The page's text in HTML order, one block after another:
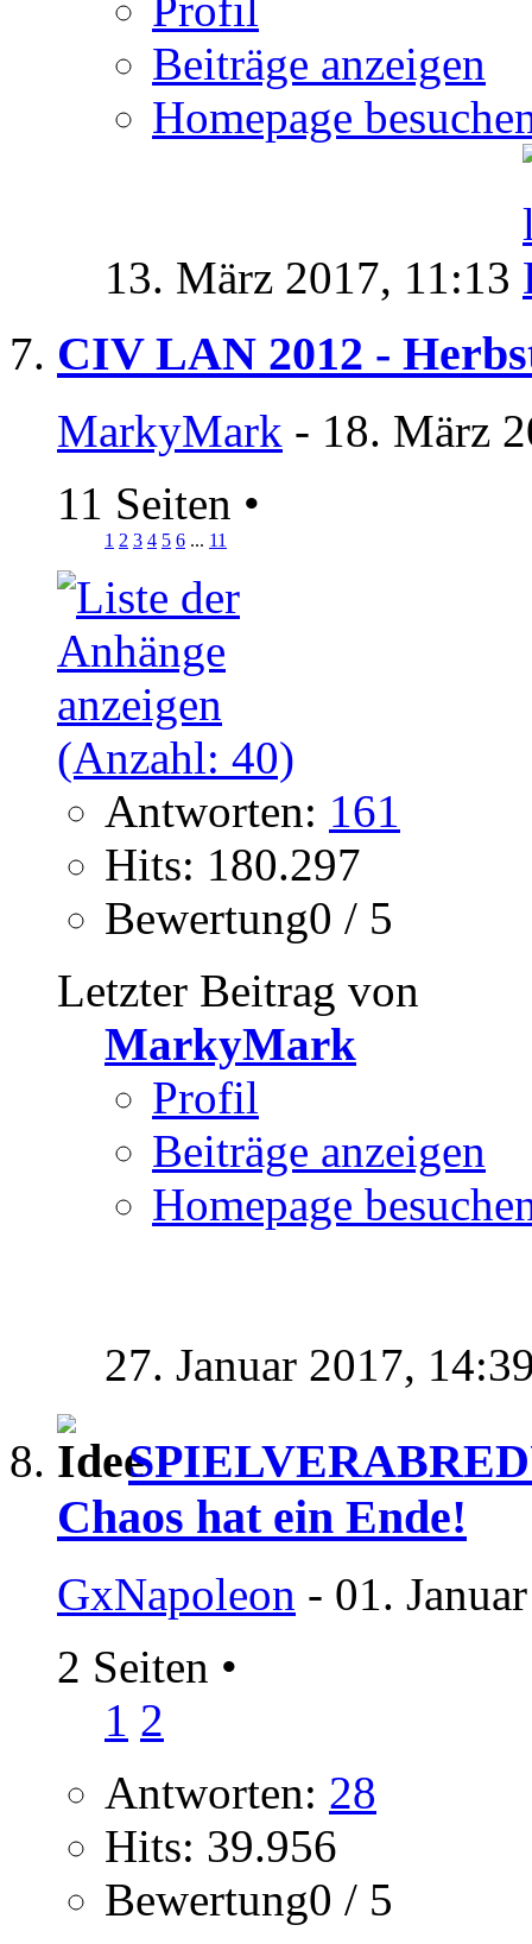
Beiträge anzeigen
Homepage
13. März 2017, 11:13
CIV LAN 2012 -
MarkyMark - 18. März
11 Seiten •
1 2 3 4 5 6 ... 11
Antworten: 161
Hits: 180.297
Bewertung0 / 5
Letzter Beitrag von
MarkyMark
Profil
Beiträge anzeigen
Homepage
27. Januar 2017,
Chaos hat ein Ende!
GxNapoleon - 01.
2 Seiten •
1 2
Antworten: 28
Hits: 39.956
Bewertung0 / 5